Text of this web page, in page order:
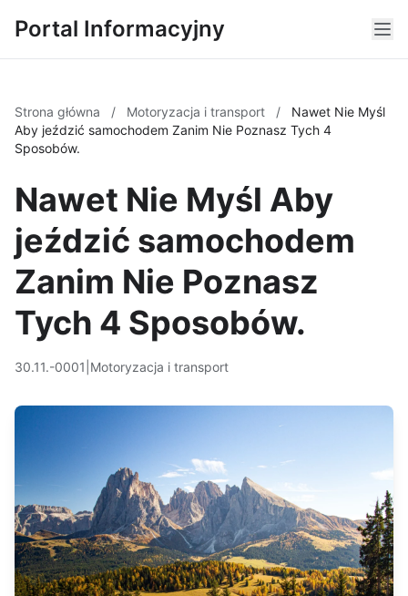
Portal Informacyjny
Strona główna / Motoryzacja i transport /
Nawet Nie Myśl
Aby jeździć samochodem Zanim Nie Poznasz Tych 4
Sposobów.
Nawet Nie Myśl Aby
jeździć samochodem
Zanim Nie Poznasz
Tych 4 Sposobów.
30.11.-0001 Motoryzacja i transport